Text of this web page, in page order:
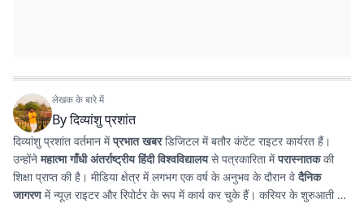
लेखक के बारे में
Byदिव्यांशु प्रशांत
दिव्यांशु प्रशांत वर्तमान मेंप्रभात खबरडिजिटल में बतौर कंटेंट राइटर कार्यरत हैं।
उन्होंनेमहात्मा गाँधी अंतर्राष्ट्रीय हिंदी विश्वविद्यालयसे पत्रकारिता मेंपरास्नातककी
शिक्षा प्राप्त की है। मीडिया क्षेत्र में लगभग एक वर्ष के अनुभव के दौरान वेदैनिक
जागरणमें न्यूज़ राइटर और रिपोर्टर के रूप में कार्य कर चुके हैं। करियर के शुरुआती दौर